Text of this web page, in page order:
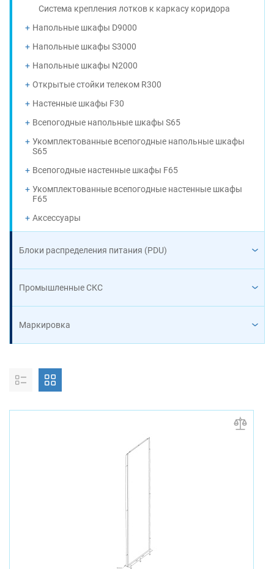
Система крепления лотков к каркасу коридора
Напольные шкафы D9000
Напольные шкафы S3000
Напольные шкафы N2000
Открытые стойки телеком R300
Настенные шкафы F30
Всепогодные напольные шкафы S65
Укомплектованные всепогодные напольные шкафы
S65
Всепогодные настенные шкафы F65
Укомплектованные всепогодные настенные шкафы
F65
Аксессуары
Блоки распределения питания (PDU)
Промышленные СКС
Маркировка